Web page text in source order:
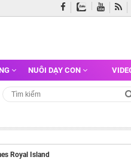
NUÔI DẠY CON
Royal Island